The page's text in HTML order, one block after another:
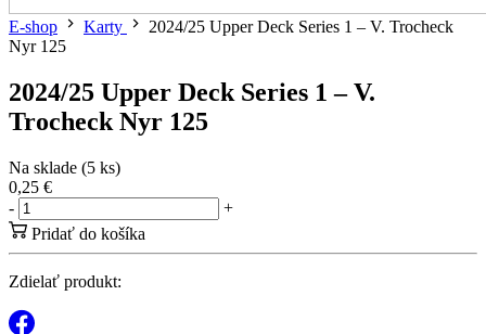
E-shop Karty
2024/25 Upper Deck Series 1 – V. Trocheck
Nyr 125
2024/25 Upper Deck Series 1 – V.
Trocheck Nyr 125
Na sklade (5 ks)
0,25 €
-
+
Pridať do košíka
Zdielať produkt: